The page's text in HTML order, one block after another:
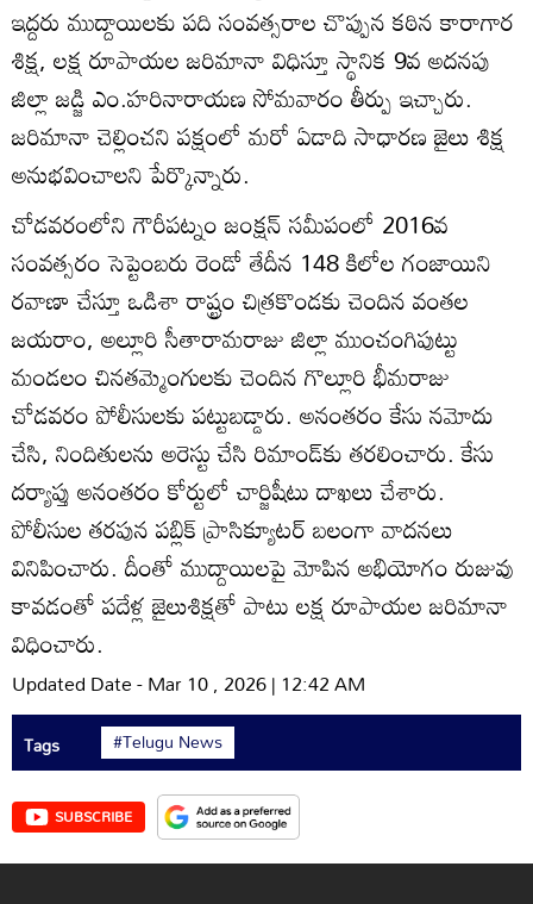
ఇద్దరు ముద్దాయిలకు పది సంవత్సరాల చొప్పున కఠిన కారాగార
శిక్ష, లక్ష రూపాయల జరిమానా విధిస్తూ స్థానిక 9వ అదనపు
జిల్లా జడ్జి ఎం.హరినారాయణ సోమవారం తీర్పు ఇచ్చారు.
జరిమానా చెల్లించని పక్షంలో మరో ఏడాది సాధారణ జైలు శిక్ష
అనుభవించాలని పేర్కొన్నారు.
చోడవరంలోని గౌరీపట్నం జంక్షన్‌ సమీపంలో 2016వ
సంవత్సరం సెప్టెంబరు రెండో తేదీన 148 కిలోల గంజాయిని
రవాణా చేస్తూ ఒడిశా రాష్ట్రం చిత్రకొండకు చెందిన వంతల
జయరాం, అల్లూరి సీతారామరాజు జిల్లా ముంచంగిపుట్టు
మండలం చినతమ్మెంగులకు చెందిన గొల్లూరి భీమరాజు
చోడవరం పోలీసులకు పట్టుబడ్డారు. అనంతరం కేసు నమోదు
చేసి, నిందితులను అరెస్టు చేసి రిమాండ్‌కు తరలించారు. కేసు
దర్యాప్తు అనంతరం కోర్టులో చార్జిషీటు దాఖలు చేశారు.
పోలీసుల తరపున పబ్లిక్‌ ప్రాసిక్యూటర్‌ బలంగా వాదనలు
వినిపించారు. దీంతో ముద్దాయిలపై మోపిన అభియోగం రుజువు
కావడంతో పదేళ్ల జైలుశిక్షతో పాటు లక్ష రూపాయల జరిమానా
విధించారు.
Updated Date - Mar 10 , 2026 | 12:42 AM
Tags #Telugu News
SUBSCRIBE